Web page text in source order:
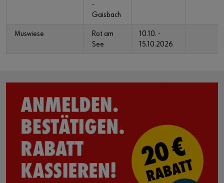
-
Gaisbach
Muswiese
Rot am
See
10.10. -
15.10.2026